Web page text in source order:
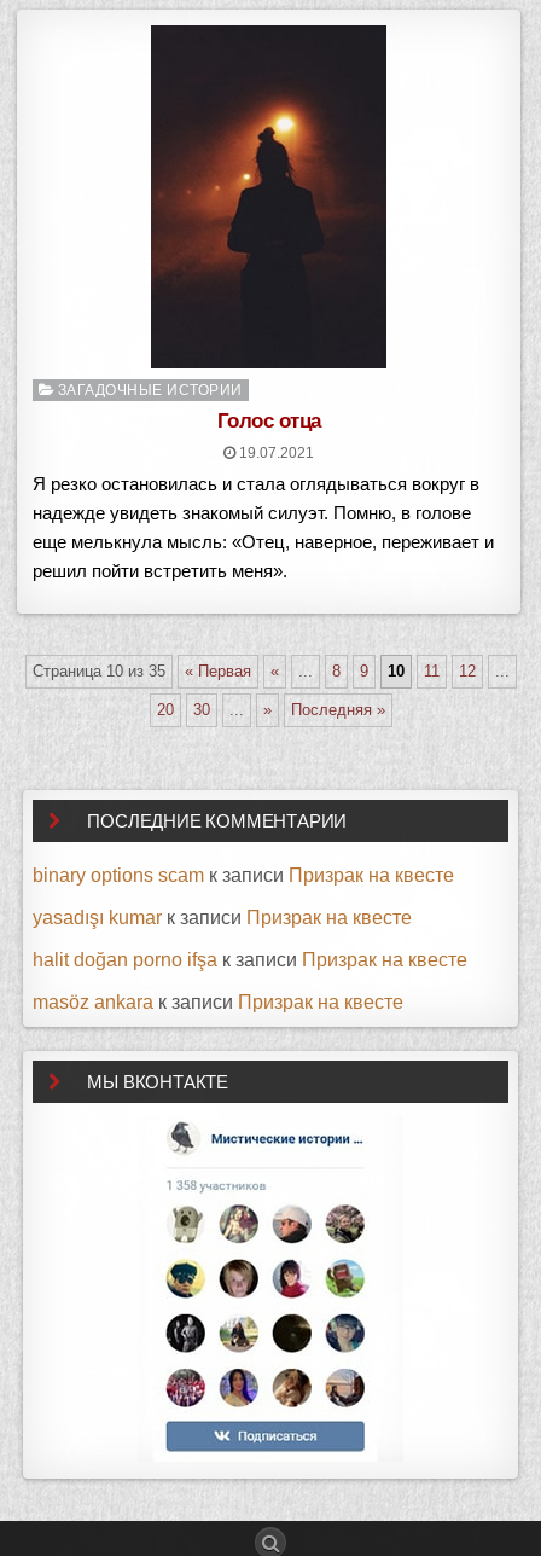
Опубликовано
ЗАГАДОЧНЫЕ ИСТОРИИ
Голос отца
19.07.2021
Я резко остановилась и стала оглядываться вокруг в
надежде увидеть знакомый силуэт. Помню, в голове
еще мелькнула мысль: «Отец, наверное, переживает и
решил пойти встретить меня».
Страница 10 из 35 « Первая « ... 8 9 10 11 12 ...
20 30 ... » Последняя »
ПОСЛЕДНИЕ КОММЕНТАРИИ
binary options scam к записи Призрак на квесте
yasadışı kumar к записи Призрак на квесте
halit doğan porno ifşa к записи Призрак на квесте
masöz ankara к записи Призрак на квесте
МЫ ВКОНТАКТЕ